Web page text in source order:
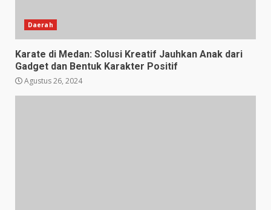
Daerah
Karate di Medan: Solusi Kreatif Jauhkan Anak dari
Gadget dan Bentuk Karakter Positif
Agustus 26, 2024